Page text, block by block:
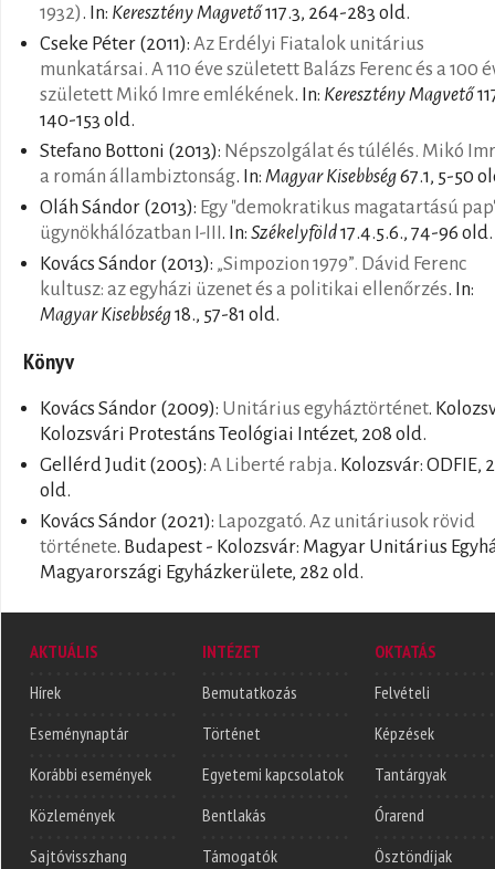
1932). In: Keresztény Magvető117.3, 264-283 old.
Cseke Péter (2011): Az Erdélyi Fiatalok unitárius
munkatársai. A 110 éve született Balázs Ferenc és a 100
született Mikó Imre emlékének. In: Keresztény Magvető
140-153 old.
Stefano Bottoni (2013): Népszolgálat és túlélés. Mikó
a román állambiztonság. In: Magyar Kisebbség67.1, 5-50
Oláh Sándor (2013): Egy "demokratikus magatartású
ügynökhálózatban I-III. In: Székelyföld17.4.5.6., 74-96 old.
Kovács Sándor (2013): „Simpozion 1979”. Dávid Ferenc
kultusz: az egyházi üzenet és a politikai ellenőrzés. In:
Magyar Kisebbség18., 57-81 old.
Könyv
Kovács Sándor (2009): Unitárius egyháztörténet.
Kolozsvári Protestáns Teológiai Intézet, 208 old.
Gellérd Judit (2005): A Liberté rabja. Kolozsvár: ODFIE,
old.
Kovács Sándor (2021): Lapozgató. Az unitáriusok rövid
története. Budapest - Kolozsvár: Magyar Unitárius
Magyarországi Egyházkerülete, 282 old.
AKTUÁLIS
Hírek
Eseménynaptár
Korábbi események
Közlemények
Sajtóvisszhang
INTÉZET
Bemutatkozás
Történet
Egyetemi kapcsolatok
Bentlakás
Támogatók
OKTATÁS
Felvételi
Képzések
Tantárgyak
Órarend
Ösztöndíjak